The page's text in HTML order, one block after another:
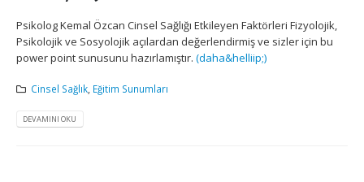
Psikolog Kemal Özcan Cinsel Sağlığı Etkileyen Faktörleri Fizyolojik,
Psikolojik ve Sosyolojik açılardan değerlendirmiş ve sizler için bu
power point sunusunu hazırlamıştır. (daha&helliip;)
Cinsel Sağlık, Eğitim Sunumları
DEVAMINI OKU